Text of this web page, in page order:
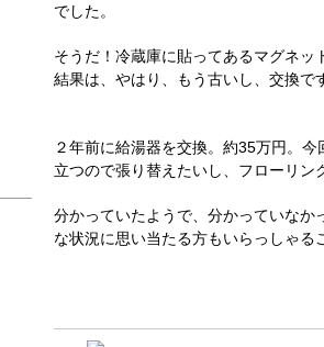
でした。
そうだ！冷蔵庫に貼ってあるマグネッ
結果は、やはり、もう古いし、交換で
２年前に給湯器を交換。約35万円。今
立つので張り替えたいし、フローリン
分かっていたようで、分かっていなか
な状況に思い当たる方もいらっしゃる